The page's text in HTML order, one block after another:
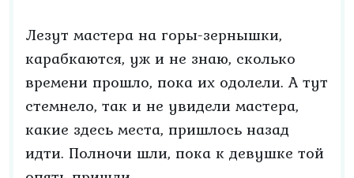
Лезут мастера на горы-зернышки,
карабкаются, уж и не знаю, сколько
времени прошло, пока их одолели. А тут
стемнело, так и не увидели мастера,
какие здесь места, пришлось назад
идти. Полночи шли, пока к девушке той